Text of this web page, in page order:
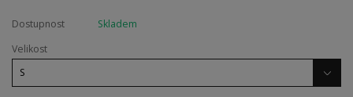
Dostupnost
Skladem
Velikost